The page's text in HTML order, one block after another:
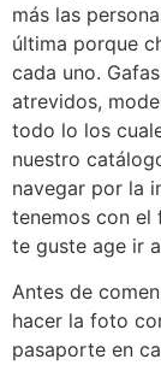
más las
última porque
cada uno.
atrevidos,
todo lo los
nuestro
navegar por la
tenemos con el
te guste age ir
Antes de
hacer la foto
pasaporte en